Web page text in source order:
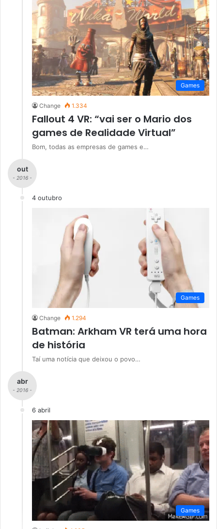
Games
Change 1.334
Fallout 4 VR: “vai ser o Mario dos
games de Realidade Virtual”
Bom, todas as empresas de games e…
out
- 2016 -
4 outubro
Games
Change 1.294
Batman: Arkham VR terá uma hora
de história
Taí uma notícia que deixou o povo…
abr
- 2016 -
6 abril
Games